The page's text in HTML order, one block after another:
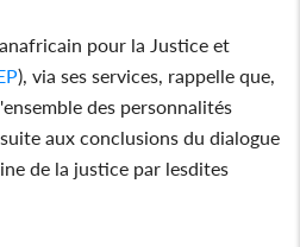
pour la Justice et
), via ses services, rappelle que,
des personnalités
aux conclusions du dialogue
de la justice par lesdites